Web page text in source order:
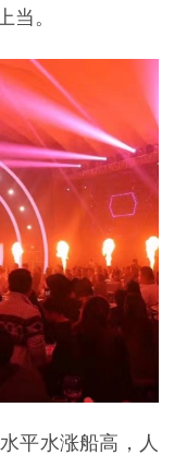
当。
平水涨船高，人